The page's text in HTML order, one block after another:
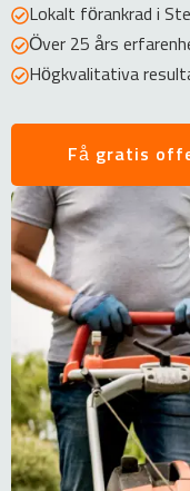
Lokalt förankrad i
Över 25 års
Högkvalitativa
Få gratis